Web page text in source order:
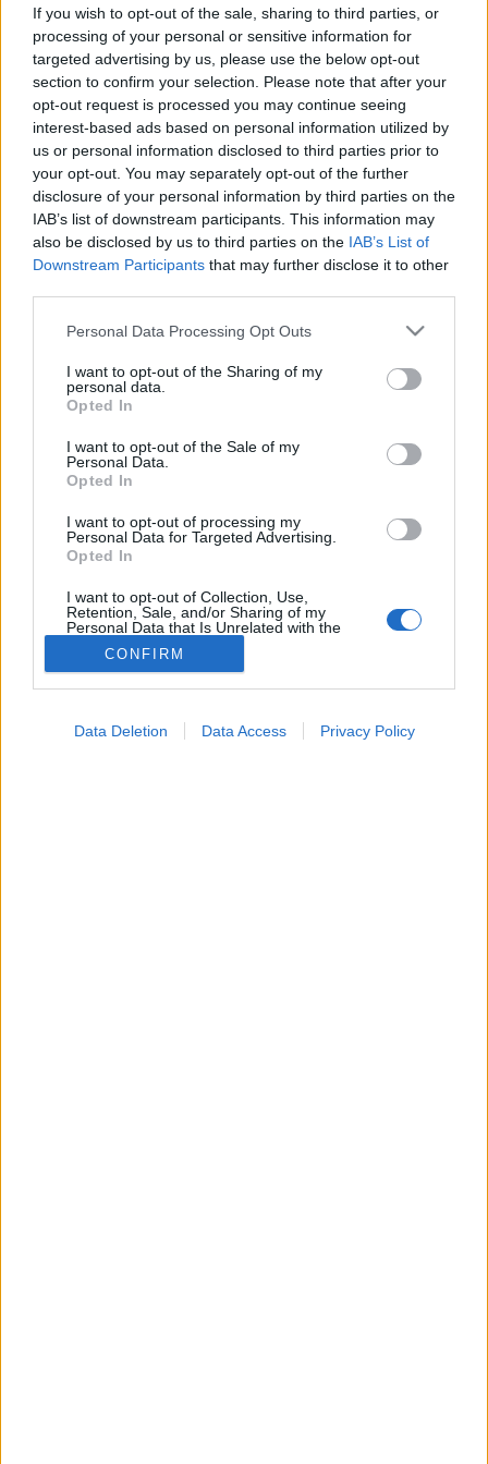
If you wish to opt-out of the sale, sharing to third parties, or
processing of your personal or sensitive information for
targeted advertising by us, please use the below opt-out
section to confirm your selection. Please note that after your
opt-out request is processed you may continue seeing
interest-based ads based on personal information utilized by
us or personal information disclosed to third parties prior to
your opt-out. You may separately opt-out of the further
disclosure of your personal information by third parties on the
IAB’s list of downstream participants. This information may
also be disclosed by us to third parties on the IAB’s List of
Downstream Participants that may further disclose it to other
Please note that this website/app uses one or more Google
not limited to your visit or usage behaviour. You may click to
grant or deny consent to Google and its third-party tags to
use your data for below specified purposes in below Google
consent section.
Personal Data Processing Opt Outs
I want to opt-out of the Sharing of my
personal data.
Opted In
I want to opt-out of the Sale of my
Personal Data.
Opted In
I want to opt-out of processing my
Personal Data for Targeted Advertising.
Opted In
I want to opt-out of Collection, Use,
Retention, Sale, and/or Sharing of my
Personal Data that Is Unrelated with the
Purposes for which it was collected.
Opted Out
CONFIRM
Data Deletion Data Access Privacy Policy
Gyermekkórházban
2025. január 24. 10:34
Küldés Küldés Messengeren